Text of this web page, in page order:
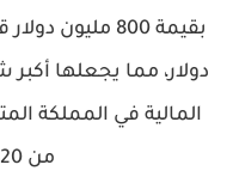
دولار، مما يجعلها
المالية في المملكة
من 20% من الشركة.